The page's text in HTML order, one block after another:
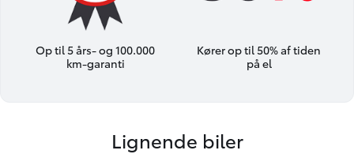
Op til 5 års- og 100.000
km-garanti
Kører op til 50% af tiden
på el
Lignende biler